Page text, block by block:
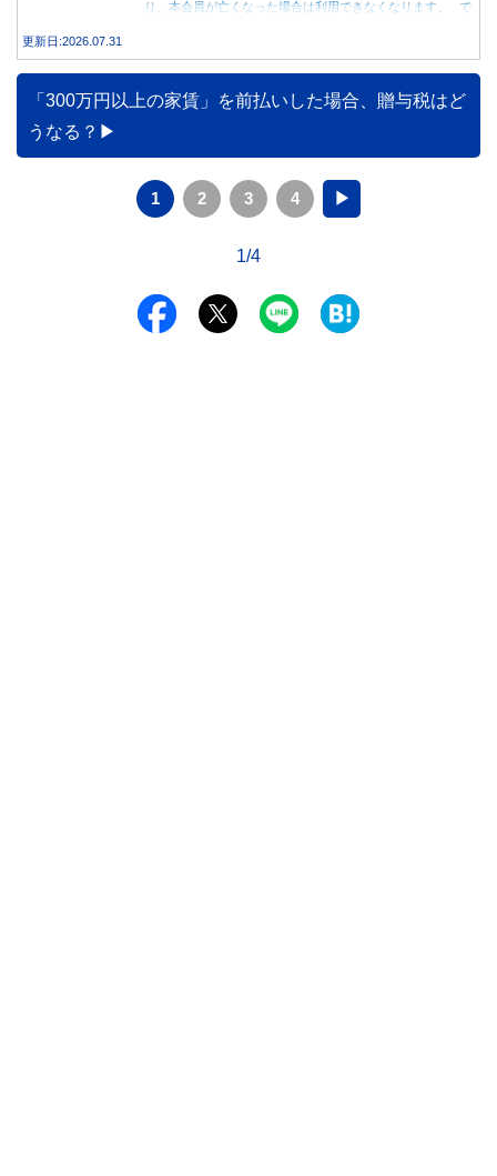
り、本会員が亡くなった場合は利用できなくなります。 で
族が行うべき手続きについて分かりやすく解説します。
更新日:2026.07.31
「300万円以上の家賃」を前払いした場合、贈与税はど
うなる？
1 2 3 4 ▶
1/4